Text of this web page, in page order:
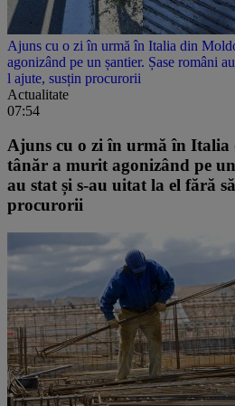
Ajuns cu o zi în urmă în Italia din
agonizând pe un șantier. Șase români
l ajute, susțin procurorii
Actualitate
07:54
Ajuns cu o zi în urmă în
tânăr a murit agonizând pe
au stat și s-au uitat la el fără
procurorii